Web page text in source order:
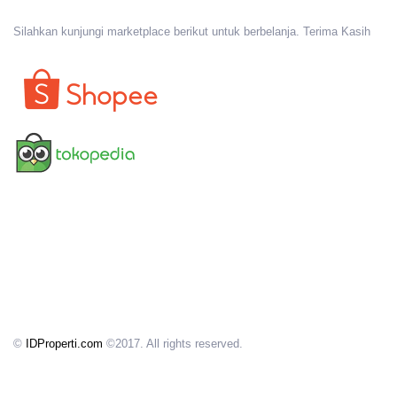
Silahkan kunjungi marketplace berikut untuk berbelanja. Terima Kasih
© IDProperti.com ©2017. All rights reserved.